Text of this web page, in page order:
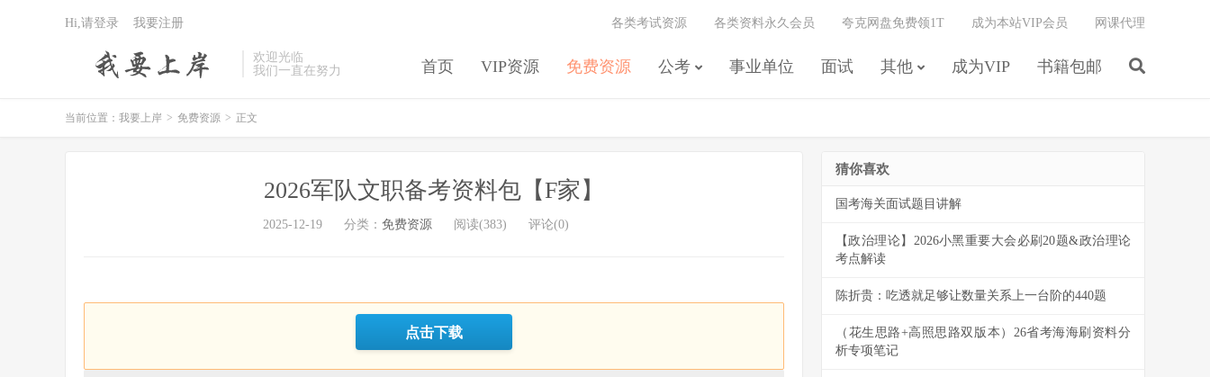
欢迎光临
我们一直在努力
首页 VIP资源 免费资源 公考 事业单位 面试 其他 成为VIP 书籍包邮
各类考试资源 各类资料永久会员 夸克网盘免费领1T 成为本站VIP会员 网课代理
Hi,请登录 我要注册
当前位置： 我要上岸 > 免费资源 > 正文
2026军队文职备考资料包【F家】
2025-12-19 分类： 免费资源 阅读(383) 评论(0)
点击下载
猜你喜欢
国考海关面试题目讲解
【政治理论】2026小黑重要大会必刷20题&政治理论
考点解读
陈折贵：吃透就足够让数量关系上一台阶的440题
（花生思路+高照思路双版本）26省考海海刷资料分
析专项笔记